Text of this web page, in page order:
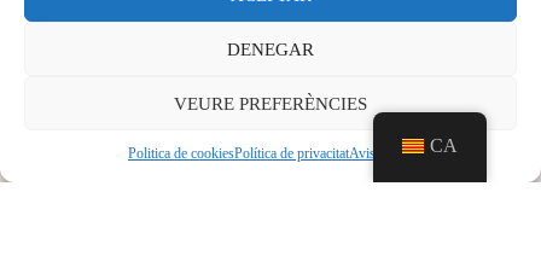
DENEGAR
VEURE PREFERÈNCIES
Politica de cookiesPolítica de privacitatAviso legal
cafè, una beguda o un refrigeri abans i després del
concert.
Una oportunitat única per gaudir d'una vetllada musical
CA